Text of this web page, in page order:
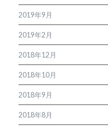
2019年9月
2019年2月
2018年12月
2018年10月
2018年9月
2018年8月